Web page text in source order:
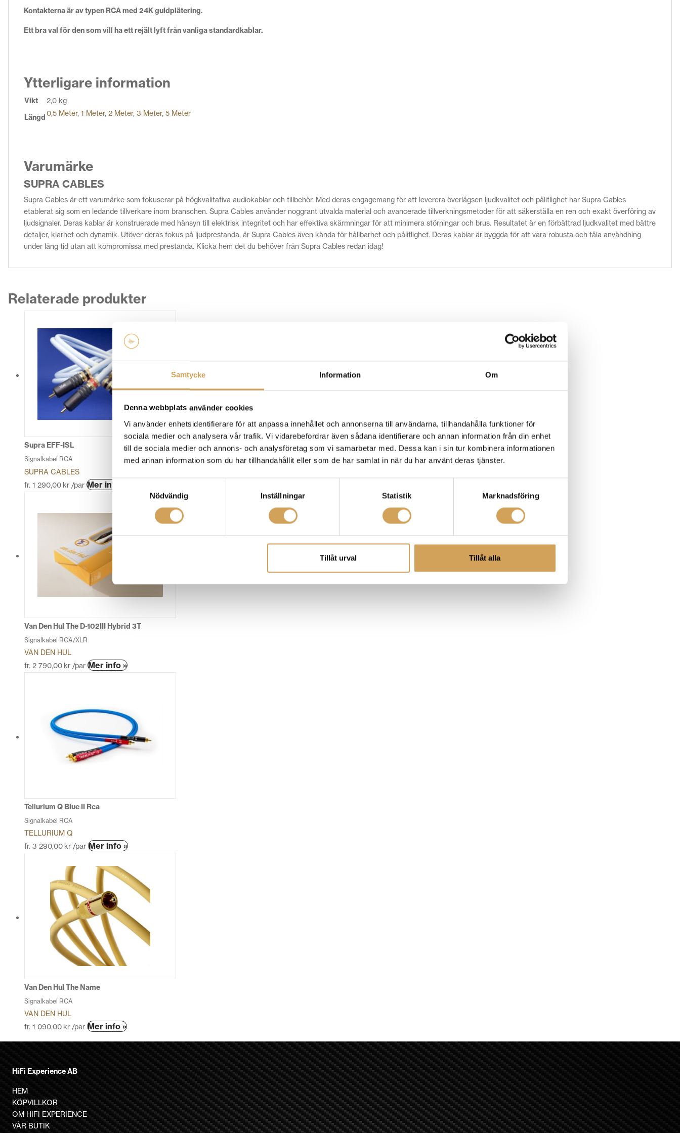
Samtycke Information Om
Denna webbplats använder cookies
Vi använder enhetsidentifierare för att anpassa innehållet och annonserna till användarna, tillhandahålla funktioner för
sociala medier och analysera vår trafik. Vi vidarebefordrar även sådana identifierare och annan information från din enhet
till de sociala medier och annons- och analysföretag som vi samarbetar med. Dessa kan i sin tur kombinera informationen
med annan information som du har tillhandahållit eller som de har samlat in när du har använt deras tjänster.
Samtyckesval
Nödvändig
Inställningar Statistik Marknadsföring
Tillåt urval Tillåt alla
Kontakterna är av typen RCA med 24K guldplätering.
Ett bra val för den som vill ha ett rejält lyft från vanliga standardkablar.
Ytterligare information
Vikt
2,0 kg
Längd 0,5 Meter, 1 Meter, 2 Meter, 3 Meter, 5 Meter
Varumärke
SUPRA CABLES
Supra Cables är ett varumärke som fokuserar på högkvalitativa audiokablar och tillbehör. Med deras engagemang för att leverera överlägsen ljudkvalitet och pålitlighet har Supra Cables
etablerat sig som en ledande tillverkare inom branschen. Supra Cables använder noggrant utvalda material och avancerade tillverkningsmetoder för att säkerställa en ren och exakt överföring av
ljudsignaler. Deras kablar är konstruerade med hänsyn till elektrisk integritet och har effektiva skärmningar för att minimera störningar och brus. Resultatet är en förbättrad ljudkvalitet med bättre
detaljer, klarhet och dynamik. Utöver deras fokus på ljudprestanda, är Supra Cables även kända för hållbarhet och pålitlighet. Deras kablar är byggda för att vara robusta och tåla användning
under lång tid utan att kompromissa med prestanda. Klicka hem det du behöver från Supra Cables redan idag!
Relaterade produkter
Supra EFF-ISL
Signalkabel RCA
SUPRA CABLES
fr. 1 290,00 kr /par Mer info »
produkten
kan
väljas
produktsidan
Van Den Hul The D-102III Hybrid 3T
Signalkabel RCA/XLR
VAN DEN HUL
fr. 2 790,00 kr /par Mer info »Den
varianter.
De
olika
Tellurium Q Blue II Rca
Signalkabel RCA
TELLURIUM Q
fr. 3 290,00 kr /par Mer info »Den
har
flera
varianter.
De
olika
alternativen
Van Den Hul The Name
Signalkabel RCA
VAN DEN HUL
fr. 1 090,00 kr /par Mer info »Den
produkten
har
flera
varianter.
De
olika
alternativen
kan
HiFi Experience AB
HEM
KÖPVILLKOR
OM HIFI EXPERIENCE
VÅR BUTIK